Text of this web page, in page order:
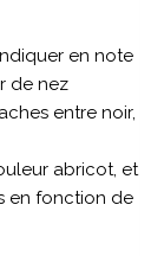
en note
de nez
entre noir,
abricot, et
en fonction de